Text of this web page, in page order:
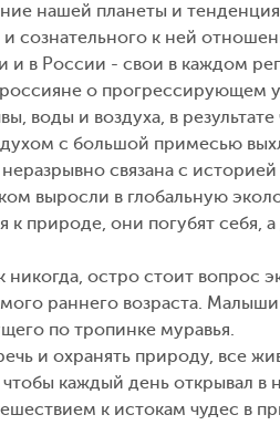
нашей планеты и
сознательного к ней
и в России - свои в каждом
о прогрессирующем
воды и воздуха, в
с большой примесью
неразрывно связана с
выросли в глобальную
природе, они погубят себя,
никогда, остро стоит вопрос
раннего возраста.
по тропинке муравья.
и охранять природу,
каждый день открывал в
к истокам чудес в